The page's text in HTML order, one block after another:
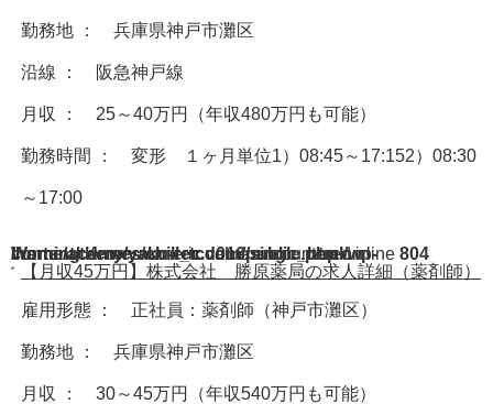
勤務地 ： 兵庫県神戸市灘区
沿線 ： 阪急神戸線
月収 ： 25～40万円（年収480万円も可能）
勤務時間 ： 変形 １ヶ月単位1）08:45～17:152）08:30
～17:00
Warning: A non-numeric value encountered in
/home/acdmy/yaku-rec.com/public_html/wp-content/themes/chill_tcd016/single.phpon line 804
【月収45万円】株式会社 勝原薬局の求人詳細（薬剤師）
雇用形態 ： 正社員：薬剤師（神戸市灘区）
勤務地 ： 兵庫県神戸市灘区
月収 ： 30～45万円（年収540万円も可能）